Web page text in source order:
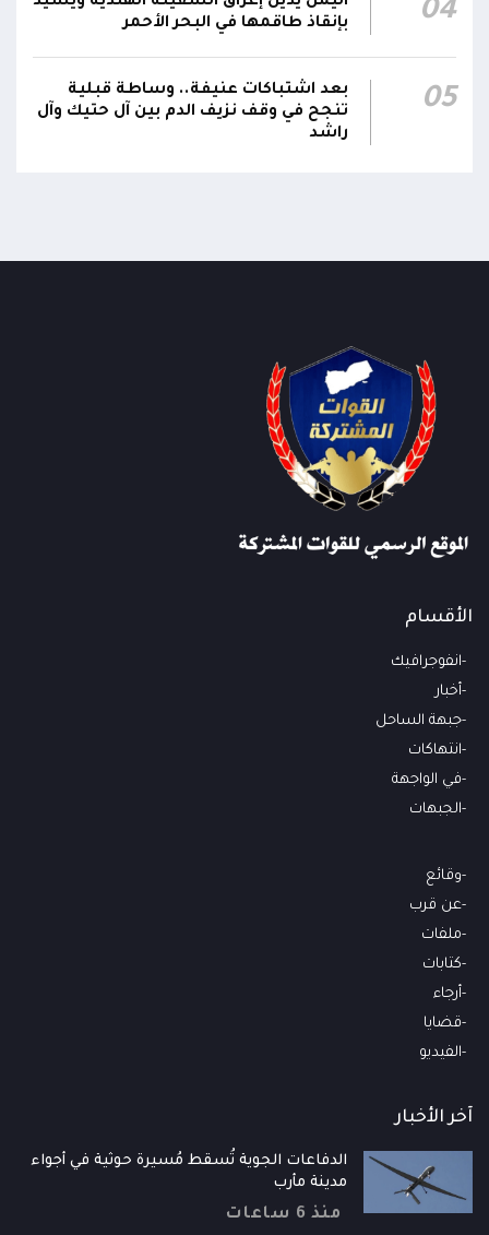
04
بإنقاذ طاقمها في البحر الأحمر
05
بعد اشتباكات عنيفة.. وساطة قبلية
تنجح في وقف نزيف الدم بين آل حتيك وآل
راشد
الأقسام
انفوجرافيك
أخبار
جبهة الساحل
انتهاكات
في الواجهة
الجبهات
وقائع
عن قرب
ملفات
كتابات
أرجاء
قضايا
الفيديو
آخر الأخبار
الدفاعات الجوية تُسقط مُسيرة حوثية في أجواء
مدينة مأرب
منذ 6 ساعات